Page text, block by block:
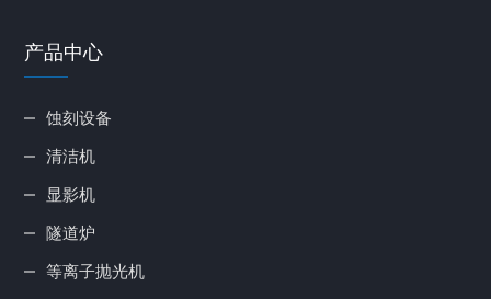
产品中心
蚀刻设备
清洁机
显影机
隧道炉
等离子抛光机